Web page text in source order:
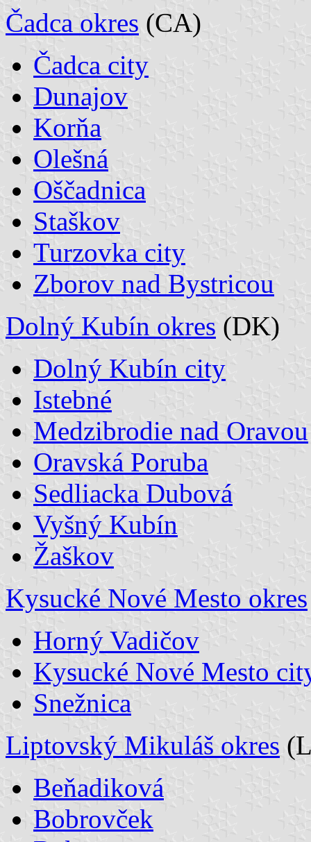
Čadca okres (CA)
Čadca city
Dunajov
Korňa
Olešná
Oščadnica
Staškov
Turzovka city
Zborov nad Bystricou
Dolný Kubín okres (DK)
Dolný Kubín city
Istebné
Medzibrodie nad Oravou
Oravská Poruba
Sedliacka Dubová
Vyšný Kubín
Žaškov
Kysucké Nové Mesto okres
Horný Vadičov
Kysucké Nové Mesto
Snežnica
Liptovský Mikuláš okres
Beňadiková
Bobrovček